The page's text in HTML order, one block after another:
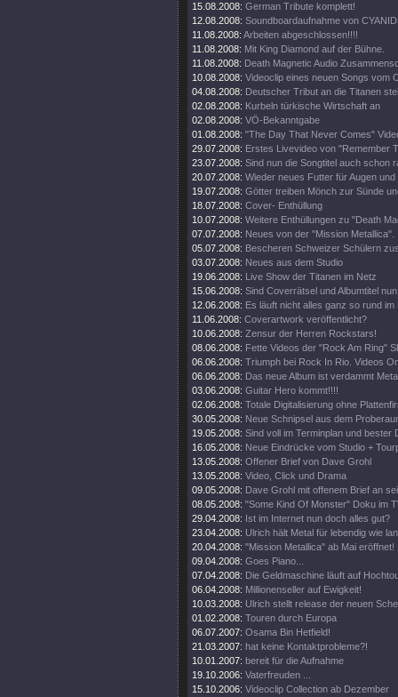
15.08.2008: German Tribute komplett!
12.08.2008: Soundboardaufnahme von
11.08.2008: Arbeiten abgeschlossen!!!!
11.08.2008: Mit King Diamond auf der Bühne.
11.08.2008: Death Magnetic Audio
10.08.2008: Videoclip eines neuen Songs vom
04.08.2008: Deutscher Tribut an die Titanen
02.08.2008: Kurbeln türkische Wirtschaft an
02.08.2008: VÖ-Bekanntgabe
01.08.2008: "The Day That Never Comes"
29.07.2008: Erstes Livevideo von "Remember
23.07.2008: Sind nun die Songtitel auch schon
20.07.2008: Wieder neues Futter für Augen
19.07.2008: Götter treiben Mönch zur Sünde
18.07.2008: Cover- Enthüllung
10.07.2008: Weitere Enthüllungen zu "Death
07.07.2008: Neues von der "Mission Metallica".
05.07.2008: Bescheren Schweizer Schülern
03.07.2008: Neues aus dem Studio
19.06.2008: Live Show der Titanen im Netz
15.06.2008: Sind Coverrätsel und Albumtitel
12.06.2008: Es läuft nicht alles ganz so rund im
11.06.2008: Coverartwork veröffentlicht?
10.06.2008: Zensur der Herren Rockstars!
08.06.2008: Fette Videos der "Rock Am Ring"
06.06.2008: Triumph bei Rock In Rio. Videos
06.06.2008: Das neue Album ist verdammt
03.06.2008: Guitar Hero kommt!!!!
02.06.2008: Totale Digitalisierung ohne
30.05.2008: Neue Schnipsel aus dem
19.05.2008: Sind voll im Terminplan und bester
16.05.2008: Neue Eindrücke vom Studio +
13.05.2008: Offener Brief von Dave Grohl
13.05.2008: Video, Click und Drama
09.05.2008: Dave Grohl mit offenem Brief an
08.05.2008: "Some Kind Of Monster" Doku im
29.04.2008: Ist im Internet nun doch alles gut?
23.04.2008: Ulrich hält Metal für lebendig wie
20.04.2008: "Mission Metallica" ab Mai eröffnet!
09.04.2008: Goes Piano...
07.04.2008: Die Geldmaschine läuft auf
06.04.2008: Millionenseller auf Ewigkeit!
10.03.2008: Ulrich stellt release der neuen
01.02.2008: Touren durch Europa
06.07.2007: Osama Bin Hetfield!
21.03.2007: hat keine Kontaktprobleme?!
10.01.2007: bereit für die Aufnahme
19.10.2006: Vaterfreuden ...
15.10.2006: Videoclip Collection ab Dezember